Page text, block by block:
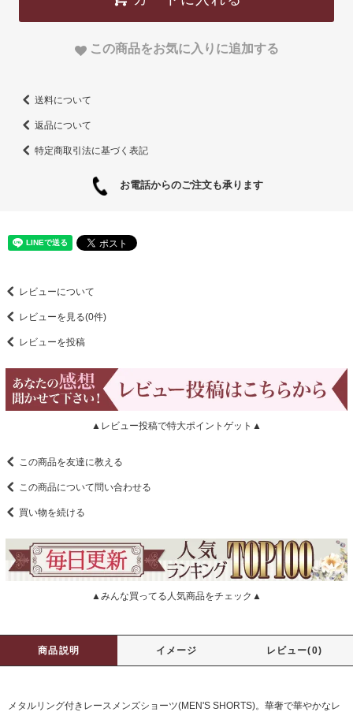
この商品をお気に入りに追加する
送料について
返品について
特定商取引法に基づく表記
お電話からのご注文も承ります
レビューについて
レビューを見る(0件)
レビューを投稿
▲レビュー投稿で特大ポイントゲット▲
この商品を友達に教える
この商品について問い合わせる
買い物を続ける
▲みんな買ってる人気商品をチェック▲
商品説明 イメージ レビュー(0)
メタルリング付きレースメンズショーツ(MEN'S SHORTS)。華奢で華やかなレ